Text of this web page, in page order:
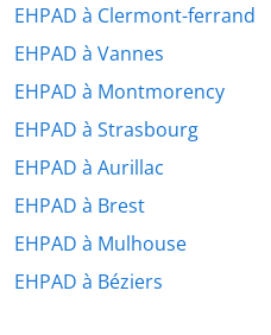
EHPAD à Clermont-ferrand
EHPAD à Vannes
EHPAD à Montmorency
EHPAD à Strasbourg
EHPAD à Aurillac
EHPAD à Brest
EHPAD à Mulhouse
EHPAD à Béziers